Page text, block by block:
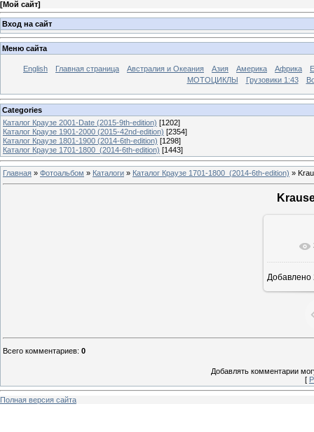
[Мой сайт]
Вход на сайт
Меню сайта
English Главная страница Австралия и Океания Азия Америка Африка
МОТОЦИКЛЫ
Грузовики 1:43
Categories
Каталог Краузе 2001-Date (2015-9th-edition) [1202]
Каталог Краузе 1901-2000 (2015-42nd-edition) [2354]
Каталог Краузе 1801-1900 (2014-6th-edition) [1298]
Каталог Краузе 1701-1800_(2014-6th-edition) [1443]
Главная » Фотоальбом » Каталоги » Каталог Краузе 1701-1800_(2014-6th-edition) »
Добавлено
Всего комментариев: 0
Добавлять комментарии
[
Полная версия сайта